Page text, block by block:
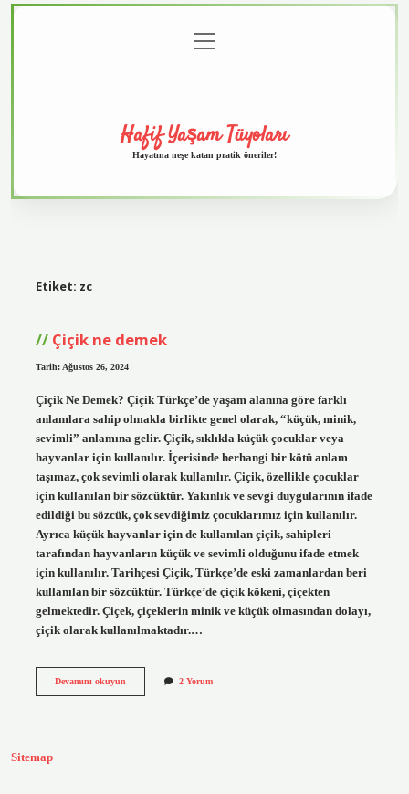
menüyü
aç
Hafif Yaşam Tüyoları
Hayatına neşe katan pratik öneriler!
Etiket: zc
Çiçik ne demek
Tarih: Ağustos 26, 2024
Çiçik Ne Demek? Çiçik Türkçe’de yaşam alanına göre farklı
anlamlara sahip olmakla birlikte genel olarak, “küçük, minik,
sevimli” anlamına gelir. Çiçik, sıklıkla küçük çocuklar veya
hayvanlar için kullanılır. İçerisinde herhangi bir kötü anlam
taşımaz, çok sevimli olarak kullanılır. Çiçik, özellikle çocuklar
için kullanılan bir sözcüktür. Yakınlık ve sevgi duygularının ifade
edildiği bu sözcük, çok sevdiğimiz çocuklarımız için kullanılır.
Ayrıca küçük hayvanlar için de kullanılan çiçik, sahipleri
tarafından hayvanların küçük ve sevimli olduğunu ifade etmek
için kullanılır. Tarihçesi Çiçik, Türkçe’de eski zamanlardan beri
kullanılan bir sözcüktür. Türkçe’de çiçik kökeni, çiçekten
gelmektedir. Çiçek, çiçeklerin minik ve küçük olmasından dolayı,
çiçik olarak kullanılmaktadır.…
Devamını okuyunÇiçik
2 Yorum
Sitemap